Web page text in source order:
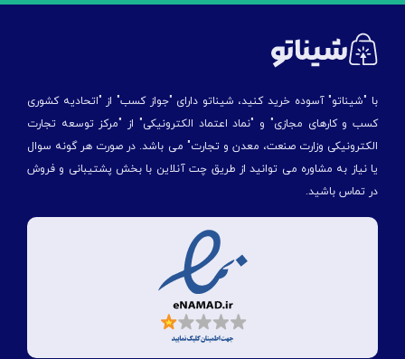
با "شیناتو" آسوده خرید کنید، شیناتو دارای "جواز کسب" از "اتحادیه کشوری
کسب و کارهای مجازی" و "نماد اعتماد الکترونیکی" از "مركز توسعه تجارت
الكترونیكی وزارت صنعت، معدن و تجارت" می باشد. در صورت هر گونه سوال
یا نیاز به مشاوره می توانید از طریق چت آنلاین با بخش پشتیبانی و فروش
در تماس باشید.